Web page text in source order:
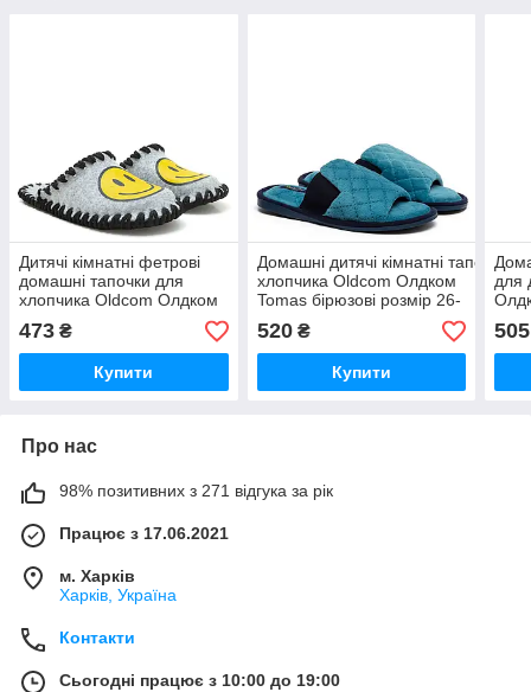
Дитячі кімнатні фетрові
домашні тапочки для
хлопчика Oldcom Олдком
Smile сірі розмір 30-35
473 ₴
Купити
Домашні дитячі кімнатні тапочки
хлопчика Oldcom Олдком
Tomas бірюзові розмір 26-
35
520₴
Купити
для
505
Про нас
98% позитивних з 271 відгука за рік
Працює з 17.06.2021
м. Харків
Харків, Україна
Контакти
Сьогодні працює з 10:00 до 19:00